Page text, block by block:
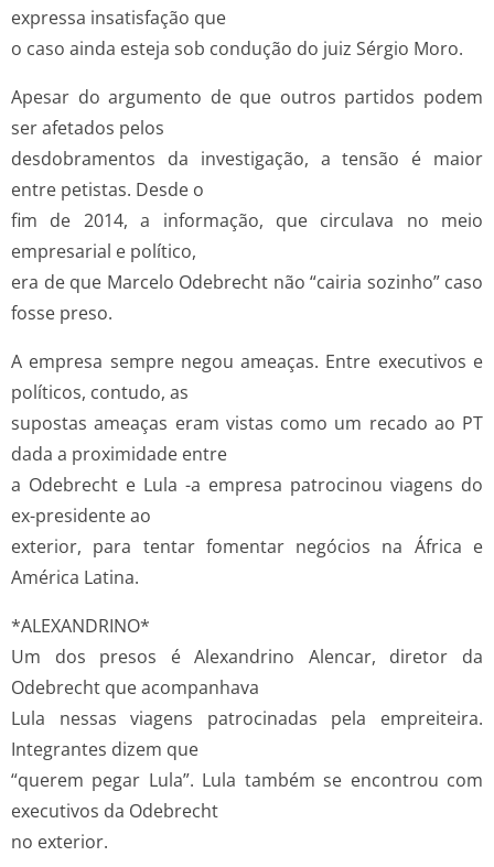
expressa insatisfação que
o caso ainda esteja sob condução do juiz Sérgio Moro.
Apesar do argumento de que outros partidos podem
ser afetados pelos
desdobramentos da investigação, a tensão é maior
entre petistas. Desde o
fim de 2014, a informação, que circulava no meio
empresarial e político,
era de que Marcelo Odebrecht não “cairia sozinho” caso
fosse preso.
A empresa sempre negou ameaças. Entre executivos e
políticos, contudo, as
supostas ameaças eram vistas como um recado ao PT
dada a proximidade entre
a Odebrecht e Lula -a empresa patrocinou viagens do
ex-presidente ao
exterior, para tentar fomentar negócios na África e
América Latina.
*ALEXANDRINO*
Um dos presos é Alexandrino Alencar, diretor da
Odebrecht que acompanhava
Lula nessas viagens patrocinadas pela empreiteira.
Integrantes dizem que
“querem pegar Lula”. Lula também se encontrou com
executivos da Odebrecht
no exterior.